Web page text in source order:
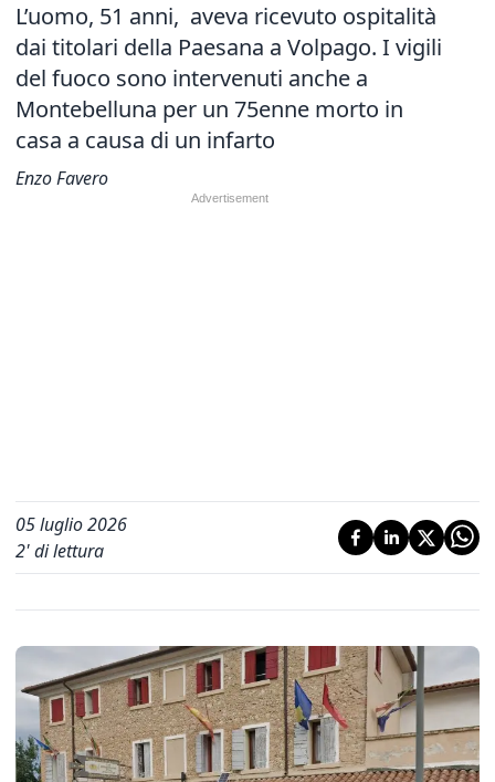
L’uomo, 51 anni, aveva ricevuto ospitalità
dai titolari della Paesana a Volpago. I vigili
del fuoco sono intervenuti anche a
Montebelluna per un 75enne morto in
casa a causa di un infarto
Enzo Favero
05 luglio 2026
2' di lettura